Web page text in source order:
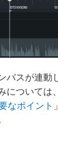
バスが連動
については
なポイント